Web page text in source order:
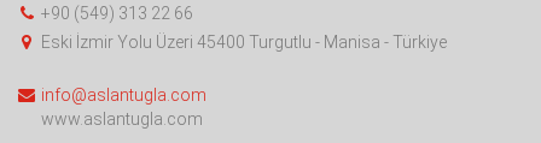
+90 (549) 313 22 66
Eski İzmir Yolu Üzeri 45400 Turgutlu - Manisa - Türkiye
info@aslantugla.com
www.aslantugla.com